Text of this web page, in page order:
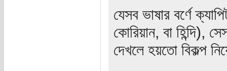
যেসব ভাষার বর্ণে
কোরিয়ান, বা হিন্দি),
দেখলে হয়তো বিকল্প